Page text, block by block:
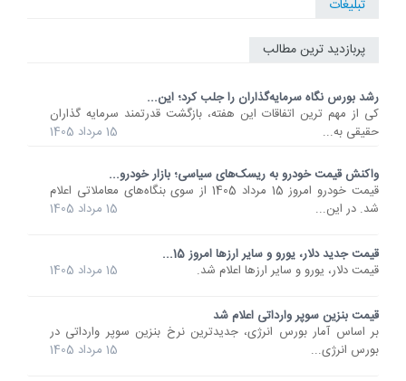
تبلیغات
پربازدید ترین مطالب
رشد بورس نگاه سرمایه‌گذاران را جلب کرد؛ این...
کی از مهم ترین اتفاقات این هفته، بازگشت قدرتمند سرمایه گذاران
حقیقی به...
15 مرداد 1405
واکنش قیمت خودرو به ریسک‌های سیاسی؛ بازار خودرو...
قیمت خودرو امروز 15 مرداد 1405 از سوی بنگاه‌های معاملاتی اعلام
شد. در این...
15 مرداد 1405
قیمت جدید دلار، یورو و سایر ارزها امروز 15...
قیمت دلار، یورو و سایر ارزها اعلام شد.
15 مرداد 1405
قیمت بنزین سوپر وارداتی اعلام شد
بر اساس آمار بورس انرژی، جدیدترین نرخ بنزین سوپر وارداتی در
بورس انرژی...
15 مرداد 1405